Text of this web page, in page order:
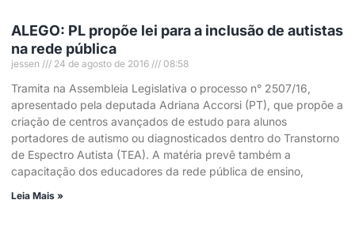
ALEGO: PL propõe lei para a inclusão de autistas
na rede pública
jessen 24 de agosto de 2016 08:58
Tramita na Assembleia Legislativa o processo n° 2507/16,
apresentado pela deputada Adriana Accorsi (PT), que propõe a
criação de centros avançados de estudo para alunos
portadores de autismo ou diagnosticados dentro do Transtorno
de Espectro Autista (TEA). A matéria prevê também a
capacitação dos educadores da rede pública de ensino,
Leia Mais »